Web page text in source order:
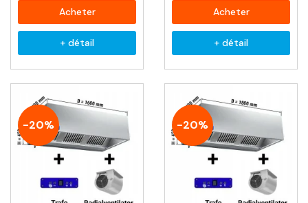
Acheter
+ détail
Acheter
+ détail
-20% -20%